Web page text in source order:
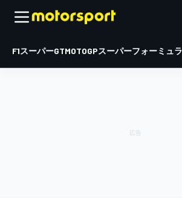
F1スーパーGTMOTOGPスーパーフォーミュラ